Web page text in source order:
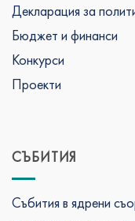
Декларация за
Бюджет и финанси
Конкурси
Проекти
СЪБИТИЯ
Събития в ядрени